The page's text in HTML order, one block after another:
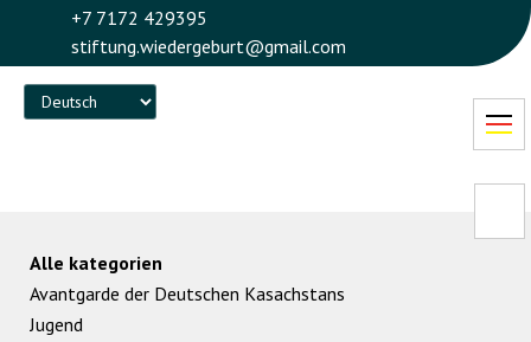
+7 7172 429395
stiftung.wiedergeburt@gmail.com
Language
Alle kategorien
Avantgarde der Deutschen Kasachstans
Jugend